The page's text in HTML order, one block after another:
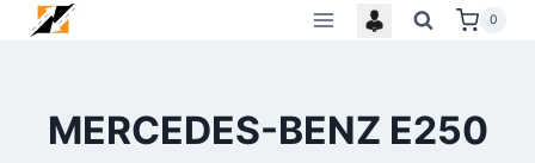
Skip
0
MERCEDES-BENZ E250